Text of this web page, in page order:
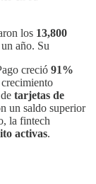
los 13,800
año. Su
creció 91%
tarjetas de
un saldo superior
la fintech
activas.